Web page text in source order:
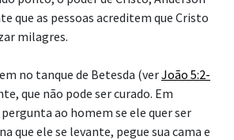
que as pessoas acreditem que Cristo
milagres.
no tanque de Betesda (verJoão 5:2-
que não pode ser curado. Em
ao homem se ele quer ser
que ele se levante, pegue sua cama e